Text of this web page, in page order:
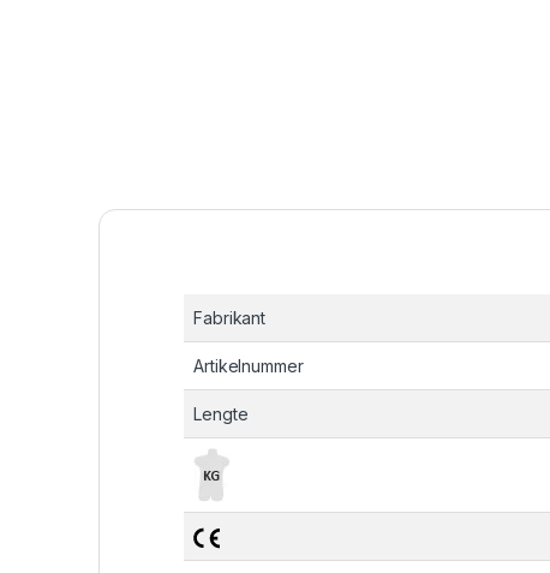
Fabrikant
Artikelnummer
Lengte